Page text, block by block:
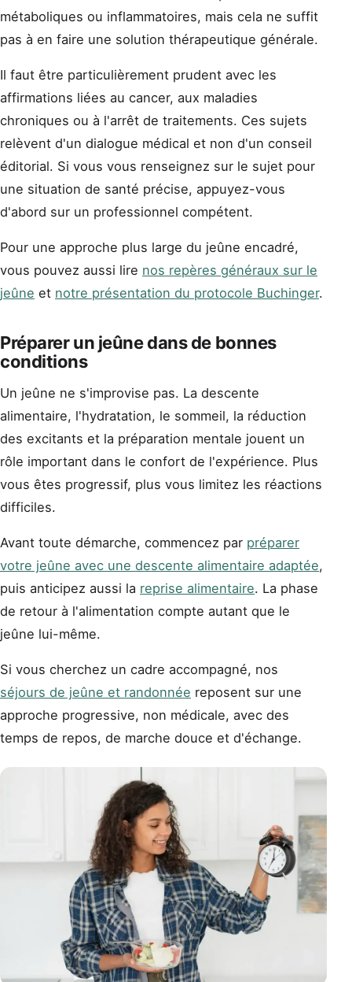
métaboliques ou inflammatoires, mais cela ne suffit
pas à en faire une solution thérapeutique générale.
Il faut être particulièrement prudent avec les
affirmations liées au cancer, aux maladies
chroniques ou à l'arrêt de traitements. Ces sujets
relèvent d'un dialogue médical et non d'un conseil
éditorial. Si vous vous renseignez sur le sujet pour
une situation de santé précise, appuyez-vous
d'abord sur un professionnel compétent.
Pour une approche plus large du jeûne encadré,
vous pouvez aussi lire nos repères généraux sur le
jeûne et notre présentation du protocole Buchinger.
Préparer un jeûne dans de bonnes
conditions
Un jeûne ne s'improvise pas. La descente
alimentaire, l'hydratation, le sommeil, la réduction
des excitants et la préparation mentale jouent un
rôle important dans le confort de l'expérience. Plus
vous êtes progressif, plus vous limitez les réactions
difficiles.
Avant toute démarche, commencez par préparer
votre jeûne avec une descente alimentaire adaptée,
puis anticipez aussi la reprise alimentaire. La phase
de retour à l'alimentation compte autant que le
jeûne lui-même.
Si vous cherchez un cadre accompagné, nos
séjours de jeûne et randonnée reposent sur une
approche progressive, non médicale, avec des
temps de repos, de marche douce et d'échange.